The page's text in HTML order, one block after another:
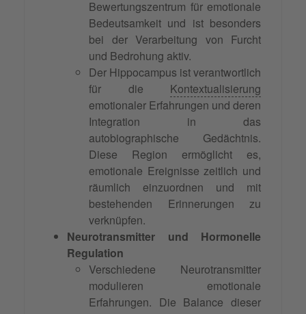
Bewertungszentrum für emotionale
Bedeutsamkeit und ist besonders
bei der Verarbeitung von Furcht
und Bedrohung aktiv.
Der Hippocampus ist verantwortlich
für die Kontextualisierung
emotionaler Erfahrungen und deren
Integration in das
autobiographische Gedächtnis.
Diese Region ermöglicht es,
emotionale Ereignisse zeitlich und
räumlich einzuordnen und mit
bestehenden Erinnerungen zu
verknüpfen.
Neurotransmitter und Hormonelle
Regulation
Verschiedene Neurotransmitter
modulieren emotionale
Erfahrungen. Die Balance dieser